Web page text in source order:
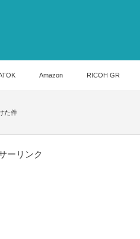
Amazon RICOH GR
た件
ーリンク